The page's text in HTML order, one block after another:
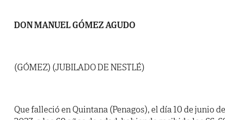
DON MANUEL GÓMEZ AGUDO
(GÓMEZ) (JUBILADO DE NESTLÉ)
Que falleció en Quintana (Penagos), el día 10 de junio de